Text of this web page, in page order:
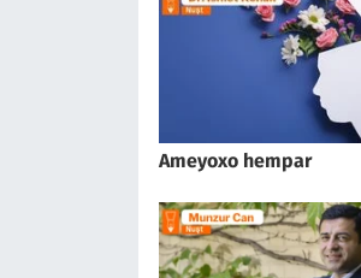
Ameyoxo hempar